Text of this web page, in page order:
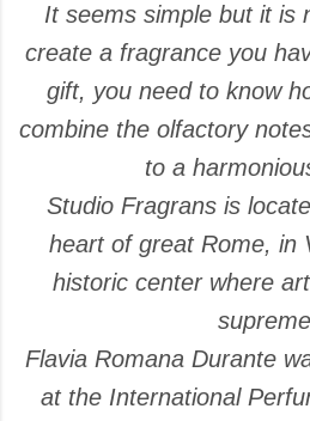
It seems simple but it is
create a fragrance you
gift, you need to know
combine the olfactory
to a
Studio Fragrans is
heart of great Rome, in
historic center where
Flavia Romana Durante
at the International